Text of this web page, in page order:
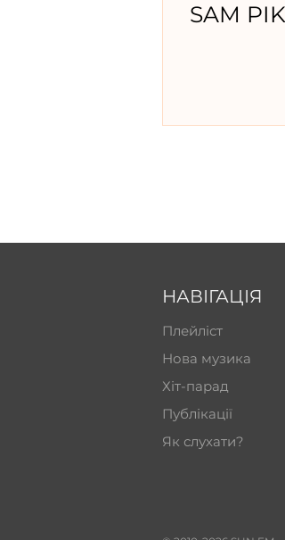
SAM
НАВІГАЦІЯ
Плейліст
Нова музика
Хіт-парад
Публікації
Як слухати?